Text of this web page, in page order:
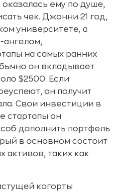
ему по душе,
чек. Джонни 21 год,
университете, а
ангелом,
на самых ранних
он вкладывает
$2500. Если
он получит
Свои инвестиции в
стартапы он
дополнить портфель
в основном состоит
активов, таких как
когорты